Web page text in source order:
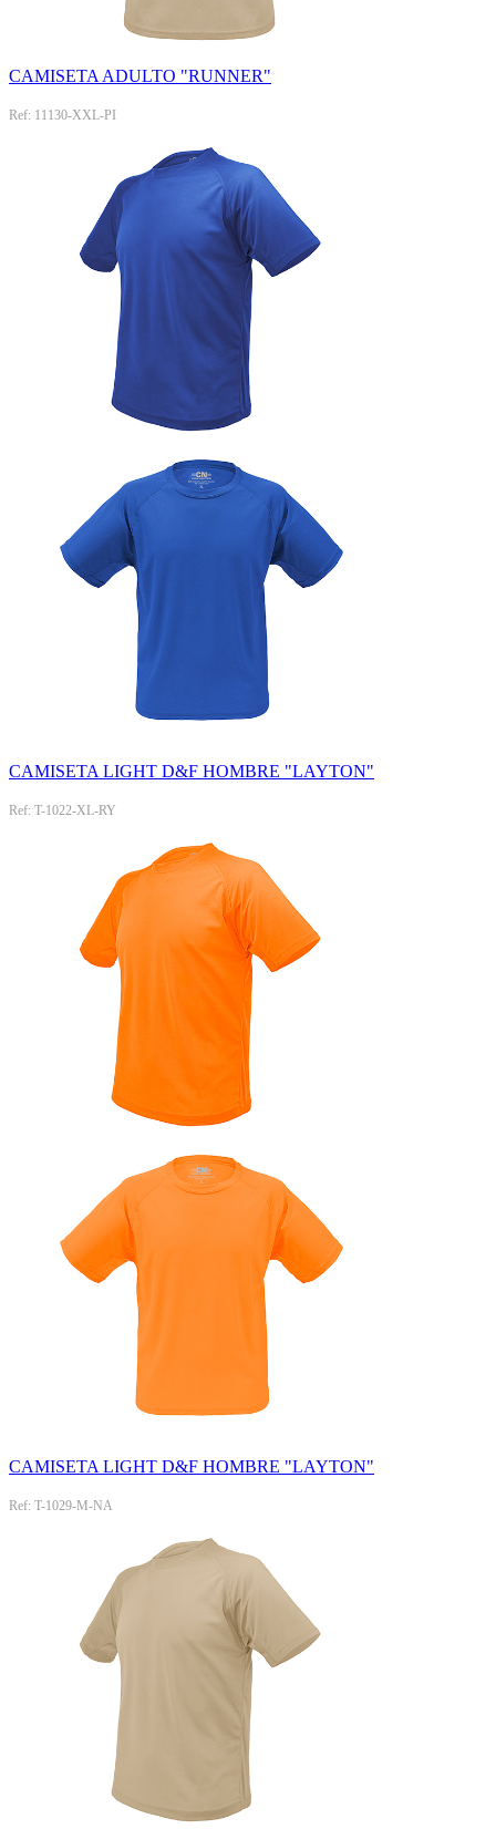
CAMISETA ADULTO "RUNNER"
Ref: 11130-XXL-PI
CAMISETA LIGHT D&F HOMBRE "LAYTON"
Ref: T-1022-XL-RY
CAMISETA LIGHT D&F HOMBRE "LAYTON"
Ref: T-1029-M-NA